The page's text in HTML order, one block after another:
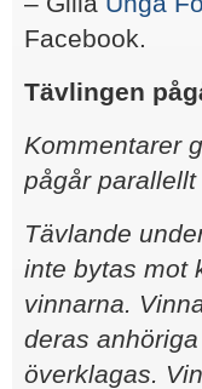
Facebook.
Tävlingen
Kommentarer
pågår
Tävlande
inte bytas mot
vinnarna.
deras
överklagas.